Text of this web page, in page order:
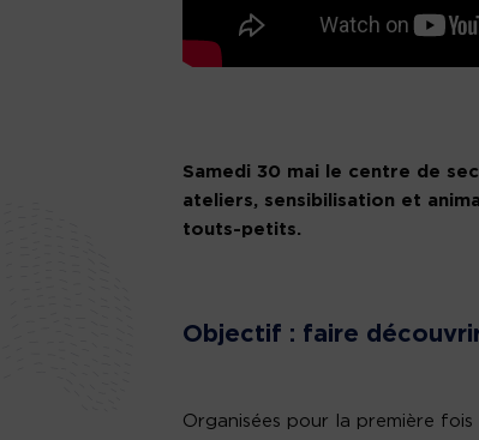
Samedi 30 mai le centre de
ateliers, sensibilisation et
touts-petits.
Objectif : faire
Organisées pour la première